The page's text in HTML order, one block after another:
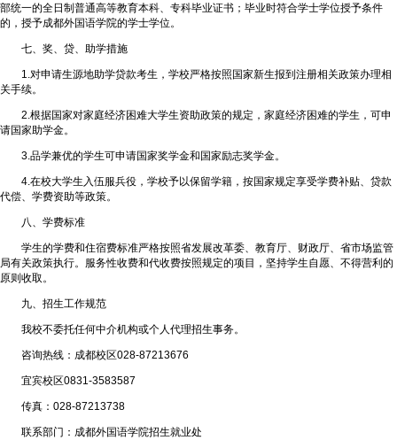
部统一的全日制普通高等教育本科、专科毕业证书；毕业时符合学士学位授予条件
的，授予成都外国语学院的学士学位。
七、奖、贷、助学措施
1.对申请生源地助学贷款考生，学校严格按照国家新生报到注册相关政策办理相
关手续。
2.根据国家对家庭经济困难大学生资助政策的规定，家庭经济困难的学生，可申
请国家助学金。
3.品学兼优的学生可申请国家奖学金和国家励志奖学金。
4.在校大学生入伍服兵役，学校予以保留学籍，按国家规定享受学费补贴、贷款
代偿、学费资助等政策。
八、学费标准
学生的学费和住宿费标准严格按照省发展改革委、教育厅、财政厅、省市场监管
局有关政策执行。服务性收费和代收费按照规定的项目，坚持学生自愿、不得营利的
原则收取。
九、招生工作规范
我校不委托任何中介机构或个人代理招生事务。
咨询热线：成都校区028-87213676
宜宾校区0831-3583587
传真：028-87213738
联系部门：成都外国语学院招生就业处